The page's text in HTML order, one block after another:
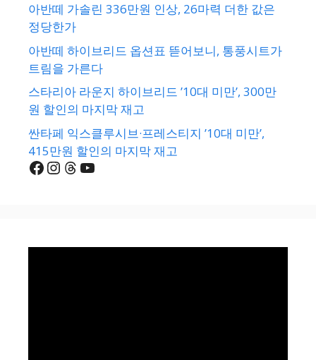
아반떼 가솔린 336만원 인상, 26마력 더한 값은
정당한가
아반떼 하이브리드 옵션표 뜯어보니, 통풍시트가
트림을 가른다
스타리아 라운지 하이브리드 ’10대 미만’, 300만
원 할인의 마지막 재고
싼타페 익스클루시브·프레스티지 ’10대 미만’,
415만원 할인의 마지막 재고
Facebook
Instagram
Threads
YouTube